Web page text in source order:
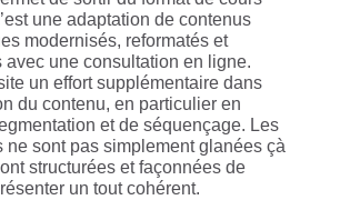
une adaptation de contenus
modernisés, reformatés et
avec une consultation en ligne.
un effort supplémentaire dans
du contenu, en particulier en
et de séquençage. Les
ne sont pas simplement glanées çà
structurées et façonnées de
un tout cohérent.